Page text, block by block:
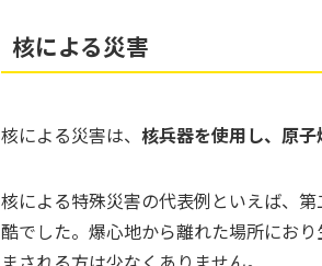
核による災害
核による災害は、 核兵器を使用し、原
核による特殊災害の代表例といえば、
酷でした。爆心地から離れた場所にお